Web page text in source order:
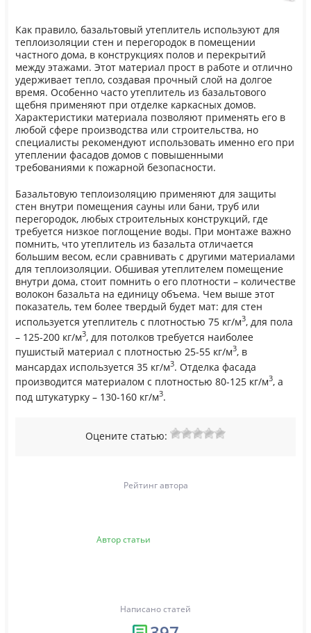
Как правило, базальтовый утеплитель используют для
теплоизоляции стен и перегородок в помещении
частного дома, в конструкциях полов и перекрытий
между этажами. Этот материал прост в работе и отлично
удерживает тепло, создавая прочный слой на долгое
время. Особенно часто утеплитель из базальтового
щебня применяют при отделке каркасных домов.
Характеристики материала позволяют применять его в
любой сфере производства или строительства, но
специалисты рекомендуют использовать именно его при
утеплении фасадов домов с повышенными
требованиями к пожарной безопасности.
Базальтовую теплоизоляцию применяют для защиты
стен внутри помещения сауны или бани, труб или
перегородок, любых строительных конструкций, где
требуется низкое поглощение воды. При монтаже важно
помнить, что утеплитель из базальта отличается
большим весом, если сравнивать с другими материалами
для теплоизоляции. Обшивая утеплителем помещение
внутри дома, стоит помнить о его плотности – количестве
волокон базальта на единицу объема. Чем выше этот
показатель, тем более твердый будет мат: для стен
используется утеплитель с плотностью 75 кг/м3, для пола
– 125-200 кг/м3, для потолков требуется наиболее
пушистый материал с плотностью 25-55 кг/м3, в
мансардах используется 35 кг/м3. Отделка фасада
производится материалом с плотностью 80-125 кг/м3, а
под штукатурку – 130-160 кг/м3.
Оцените статью:
Рейтинг автора
Автор статьи
Написано статей